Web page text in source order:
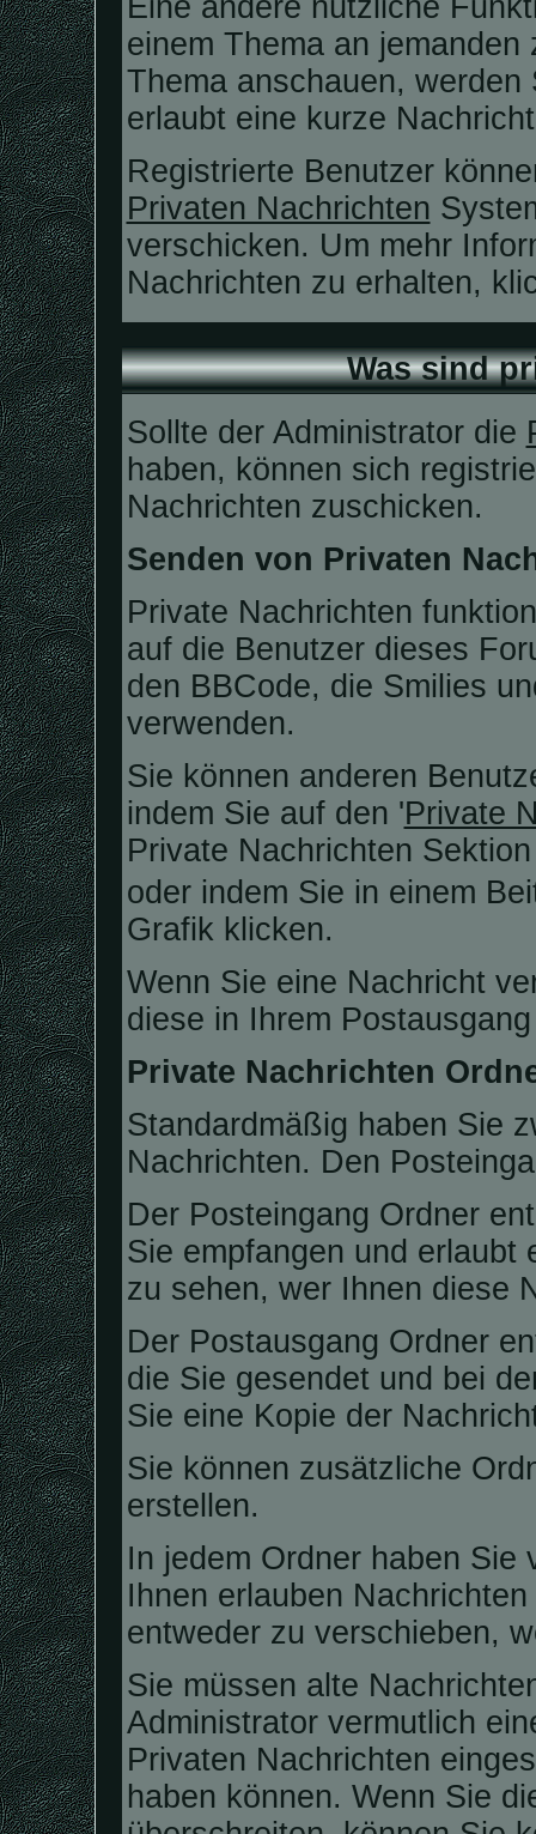
Eine andere nützliche
einem Thema an
Thema anschauen,
erlaubt eine kurze
Registrierte Benutzer
Privaten Nachrichten
verschicken. Um mehr
Nachrichten zu erhalten,
Was sind
Sollte der Administrator die
haben, können sich
Nachrichten zuschicken.
Senden von Privaten
Private Nachrichten
auf die Benutzer dieses
den BBCode, die Smilies
verwenden.
Sie können anderen
indem Sie auf den 'Private
Private Nachrichten
oder indem Sie in einem
Grafik klicken.
Wenn Sie eine Nachricht
diese in Ihrem
Private Nachrichten
Standardmäßig haben Sie
Nachrichten. Den
Der Posteingang Ordner
Sie empfangen und erlaubt
zu sehen, wer Ihnen diese
Der Postausgang Ordner
die Sie gesendet und bei
Sie eine Kopie der
Sie können zusätzliche
erstellen.
In jedem Ordner haben Sie
Ihnen erlauben
entweder zu verschieben,
Sie müssen alte
Administrator vermutlich
Privaten Nachrichten
haben können. Wenn Sie